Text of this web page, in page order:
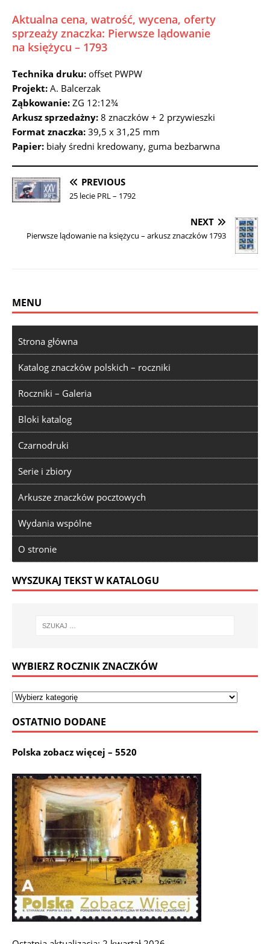
Aktualna cena, watrość, wycena, oferty
sprzeaży znaczka: Pierwsze lądowanie
na księżycu – 1793
Technika druku: offset PWPW
Projekt: A. Balcerzak
Ząbkowanie: ZG 12:12¾
Arkusz sprzedażny: 8 znaczków + 2 przywieszki
Format znaczka: 39,5 x 31,25 mm
Papier: biały średni kredowany, guma bezbarwna
PREVIOUS
25 lecie PRL – 1792
NEXT
Pierwsze lądowanie na księżycu – arkusz znaczków 1793
MENU
Strona główna
Katalog znaczków polskich – roczniki
Roczniki – Galeria
Bloki katalog
Czarnodruki
Serie i zbiory
Arkusze znaczków pocztowych
Wydania wspólne
O stronie
WYSZUKAJ TEKST W KATALOGU
WYBIERZ ROCZNIK ZNACZKÓW
OSTATNIO DODANE
Polska zobacz więcej – 5520